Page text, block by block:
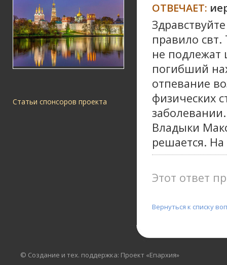
Статьи спонсоров проекта
ОТВЕЧАЕТ:
правило
не
погибший
отпевание
физических
Владыки
решается.
Этот ответ
Вернуться к списку
© Создание и тех. поддержка: Проект «Епархия»